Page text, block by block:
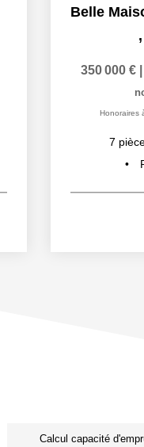
350 000 €
Honoraires
7
Calcul capacité